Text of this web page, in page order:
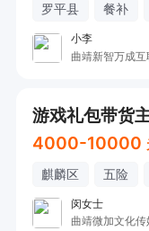
罗平县 餐补
小李
曲靖新智万成
4000-10000
麒麟区 五险
闵女士
曲靖微加文化传